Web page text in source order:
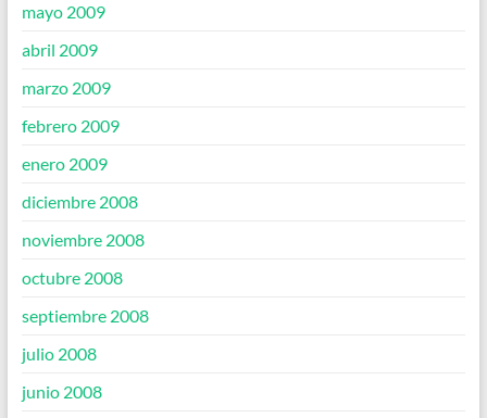
mayo 2009
abril 2009
marzo 2009
febrero 2009
enero 2009
diciembre 2008
noviembre 2008
octubre 2008
septiembre 2008
julio 2008
junio 2008